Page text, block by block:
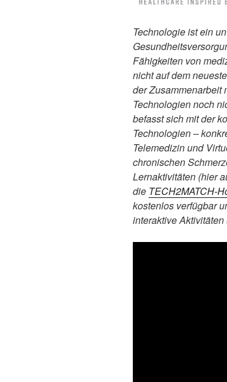
Technologie ist ein
Fähigkeiten von
nicht auf dem
der Zusammenarbeit
Technologien noch
befasst sich mit der
Technologien –
Telemedizin und
chronischen
Lernaktivitäten (hier
die TECH2MATCH-
kostenlos verfügbar
interaktive